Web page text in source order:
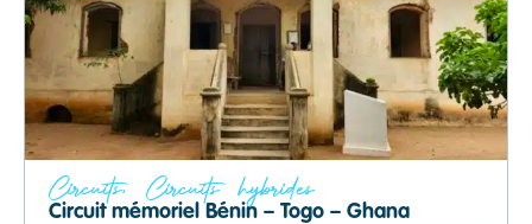
Circuits, Circuits hybrides
Circuit mémoriel Bénin – Togo – Ghana